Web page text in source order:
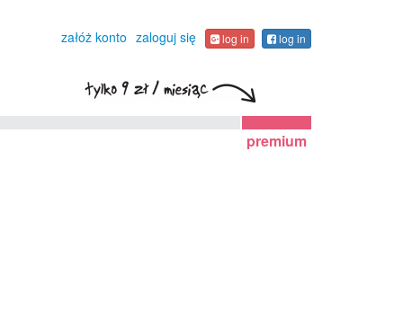
załóż konto zaloguj się log in log in
premium